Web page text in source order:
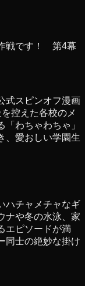
戦です！ 第4幕
式スピンオフ漫画
控えた各校のメ
わちゃわちゃ」
、愛おしい学園生
ハチャメチャなギ
ナや冬の水泳、家
エピソードが満
同士の絶妙な掛け